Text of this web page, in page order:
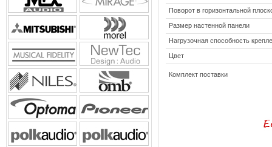
Поворот в горизонтальной
Размер настенной панели
Нагрузочная способность
Цвет
Комплект поставки